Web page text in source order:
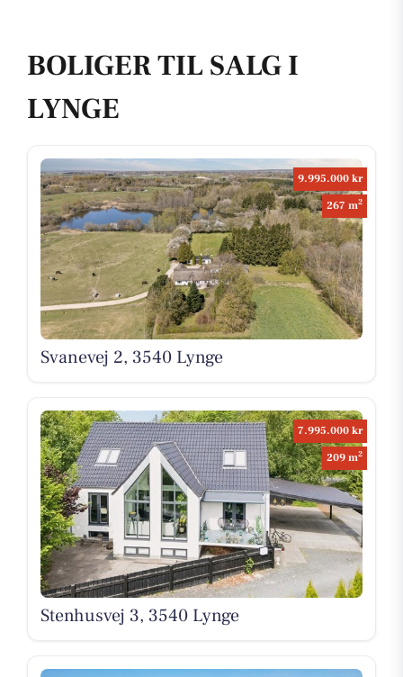
BOLIGER TIL SALG I
LYNGE
9.995.000 kr
267 m2
Svanevej 2, 3540 Lynge
7.995.000 kr
209 m2
Stenhusvej 3, 3540 Lynge